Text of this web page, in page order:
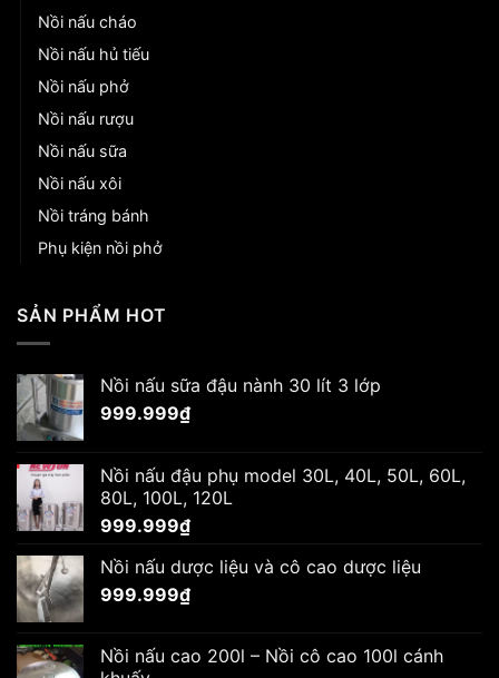
Nồi nấu cháo
Nồi nấu hủ tiếu
Nồi nấu phở
Nồi nấu rượu
Nồi nấu sữa
Nồi nấu xôi
Nồi tráng bánh
Phụ kiện nồi phở
SẢN PHẨM HOT
Nồi nấu sữa đậu nành 30 lít 3 lớp
999.999₫
Nồi nấu đậu phụ model 30L, 40L, 50L, 60L,
80L, 100L, 120L
999.999₫
Nồi nấu dược liệu và cô cao dược liệu
999.999₫
Nồi nấu cao 200l – Nồi cô cao 100l cánh